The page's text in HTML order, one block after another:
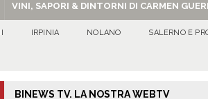
VINI, SAPORI & DINTORNI DI CARMEN
IRPINIA NOLANO SALERNO E
BINEWS TV. LA NOSTRA WEBTV